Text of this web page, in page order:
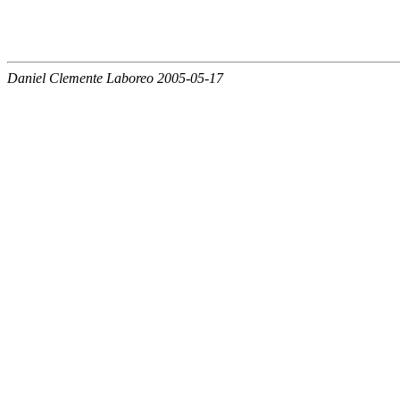
Daniel Clemente Laboreo 2005-05-17